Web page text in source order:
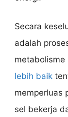
Secara
adalah
metabolisme
lebih baik
memperluas
sel bekerja